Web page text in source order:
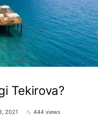
Tekirova?
2021
444 views